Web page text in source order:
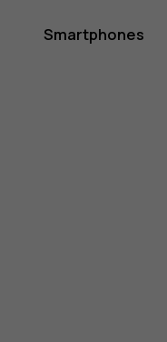
Smartphones